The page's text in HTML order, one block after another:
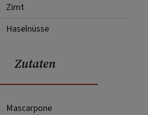
Zimt
Haselnüsse
Zutaten
Mascarpone